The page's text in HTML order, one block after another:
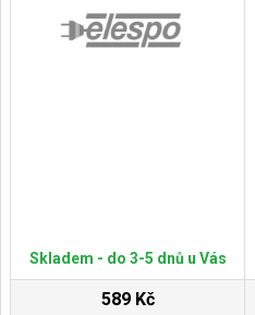
Skladem - do 3-5 dnů u Vás
589 Kč